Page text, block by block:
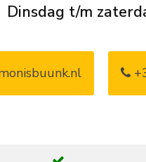
Dinsdag t/m